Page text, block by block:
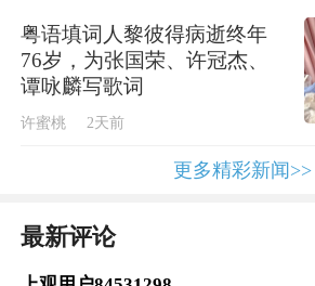
共同构成了一整套关乎昆曲美
标，并经由教学广泛传至全
剧种院团。师从“昆大班
粤语填词人黎彼得病逝终年
76岁，为张国荣、许冠杰、
谭咏麟写歌词
许蜜桃 2天前
更多精彩新闻>>
最新评论